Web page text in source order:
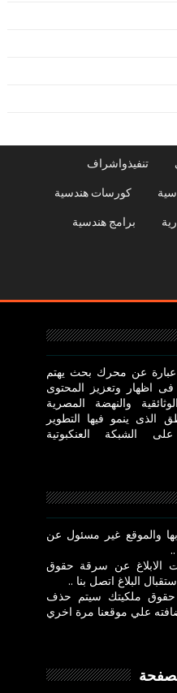
تنفيذواشراف
كورسات هندسية
برامج هندسية
عن محرك بحث يهتم
فى اظهار وتعزيز المحتوى
والنهضة المصرية
الذى ينمو فيها التطوير
الشبكة العنكبوتية
والموقع غير مسئول عن
الابلاغ عن سرقة حقوق
البلاغ اتصل بنا ..
ملكيتك سيتم حذف
علي موقعنا مرة اخري